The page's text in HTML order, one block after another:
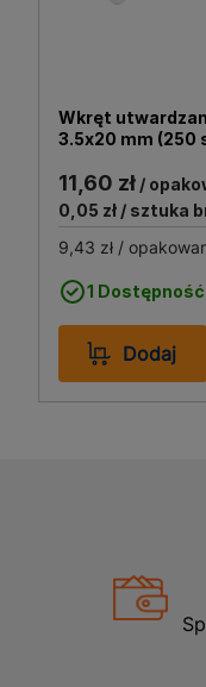
Wkręt
3.5x20 mm (250
11,60 zł /
0,05 zł / sztuka
9,43 zł /
1
Dodaj